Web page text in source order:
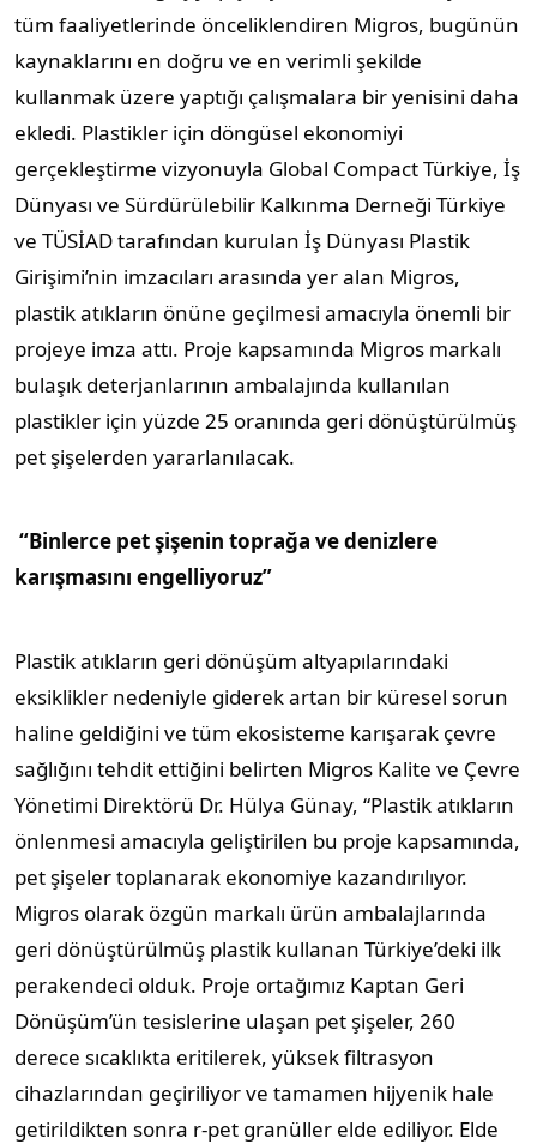
tüm faaliyetlerinde önceliklendiren Migros, bugünün
kaynaklarını en doğru ve en verimli şekilde
kullanmak üzere yaptığı çalışmalara bir yenisini daha
ekledi. Plastikler için döngüsel ekonomiyi
gerçekleştirme vizyonuyla Global Compact Türkiye, İş
Dünyası ve Sürdürülebilir Kalkınma Derneği Türkiye
ve TÜSİAD tarafından kurulan İş Dünyası Plastik
Girişimi’nin imzacıları arasında yer alan Migros,
plastik atıkların önüne geçilmesi amacıyla önemli bir
projeye imza attı. Proje kapsamında Migros markalı
bulaşık deterjanlarının ambalajında kullanılan
plastikler için yüzde 25 oranında geri dönüştürülmüş
pet şişelerden yararlanılacak.
“Binlerce pet şişenin toprağa ve denizlere
karışmasını engelliyoruz”
Plastik atıkların geri dönüşüm altyapılarındaki
eksiklikler nedeniyle giderek artan bir küresel sorun
haline geldiğini ve tüm ekosisteme karışarak çevre
sağlığını tehdit ettiğini belirten Migros Kalite ve Çevre
Yönetimi Direktörü Dr. Hülya Günay, “Plastik atıkların
önlenmesi amacıyla geliştirilen bu proje kapsamında,
pet şişeler toplanarak ekonomiye kazandırılıyor.
Migros olarak özgün markalı ürün ambalajlarında
geri dönüştürülmüş plastik kullanan Türkiye’deki ilk
perakendeci olduk. Proje ortağımız Kaptan Geri
Dönüşüm’ün tesislerine ulaşan pet şişeler, 260
derece sıcaklıkta eritilerek, yüksek filtrasyon
cihazlarından geçiriliyor ve tamamen hijyenik hale
getirildikten sonra r-pet granüller elde ediliyor. Elde